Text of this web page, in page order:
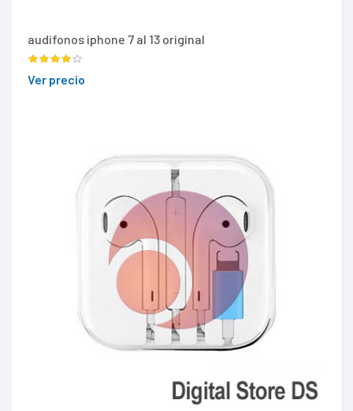
audifonos iphone 7 al 13 original
Ver precio